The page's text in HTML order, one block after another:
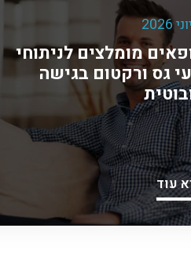
מומלצים לניתוחי
גס ורקטום בגישה
עוד